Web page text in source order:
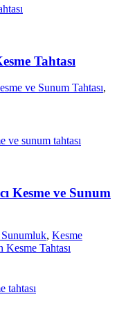
Tahtası
ve Sunum Tahtası,
Kesme ve Sunum
, Kesme
Kesme Tahtası